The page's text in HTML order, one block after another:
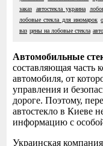
заказ
автостекла украина
лобовые стекла для иномарок
ваз цены на лобовые стекла
Автомобильные
составляющая часть
автомобиля, от
управления и
дороге. Поэтому,
автостекло в Киеве
информацию с
Украинская